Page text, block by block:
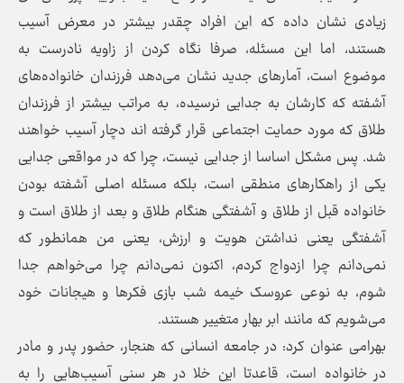
زیادی نشان داده که این افراد چقدر بیشتر در معرض آسیب
هستند، اما این مسئله، صرفا نگاه کردن از زاویه نادرست به
موضوع است، آمار‌های جدید نشان می‌دهد فرزندان خانواده‌های
آشفته که کارشان به جدایی نرسیده، به مراتب بیشتر از فرزندان
طلاق که مورد حمایت اجتماعی قرار گرفته اند دچار آسیب خواهند
شد. پس مشکل اساسا از جدایی نیست، چرا که در مواقعی جدایی
یکی از راهکار‌های منطقی است، بلکه مسئله اصلی آشفته بودن
خانواده قبل از طلاق و آشفتگی هنگام طلاق و بعد از طلاق است و
آشفتگی یعنی نداشتن هویت و ارزش، یعنی من همانطور که
نمی‌دانم چرا ازدواج کردم، اکنون نمی‌دانم چرا می‌خواهم جدا
شوم، به نوعی عروسک خیمه شب بازی فکر‌ها و هیجانات خود
می‌شویم که مانند ابر بهار متغییر هستند.
بهرامی عنوان کرد: در جامعه انسانی که هنجار، حضور پدر و مادر
در خانواده است، قاعدتا این خلا در هر سنی آسیب‌هایی را به